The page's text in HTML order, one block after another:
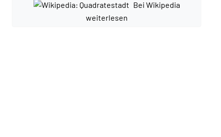
Bei Wikipedia
weiterlesen